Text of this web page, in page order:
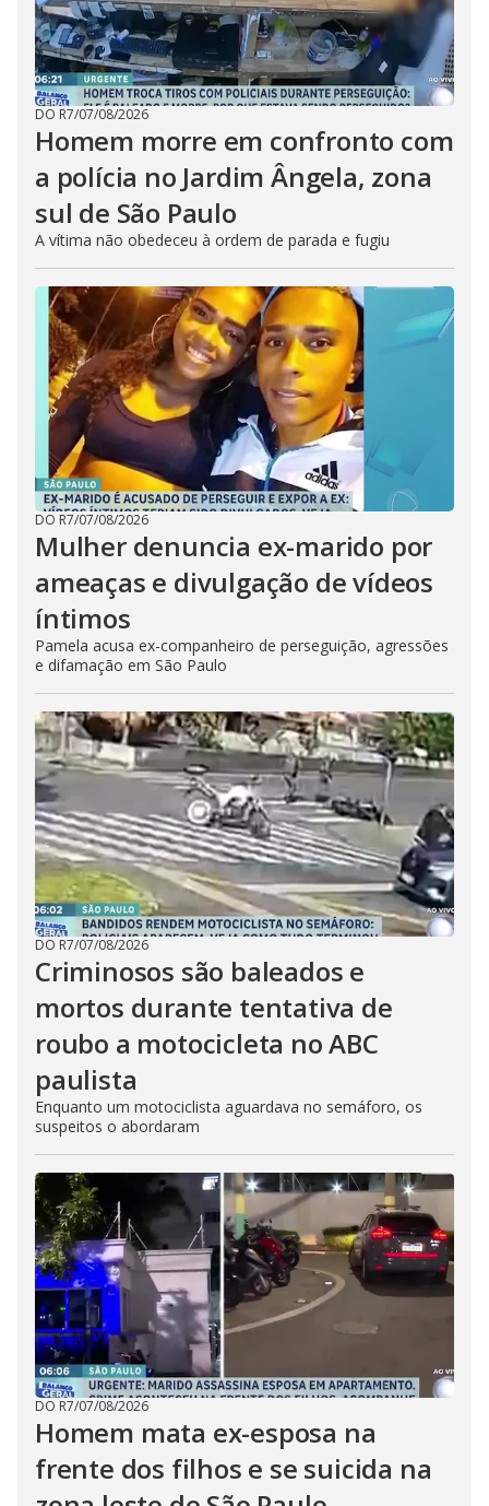
DO R7/07/08/2026
Homem morre em confronto com
a polícia no Jardim Ângela, zona
sul de São Paulo
A vítima não obedeceu à ordem de parada e fugiu
DO R7/07/08/2026
Mulher denuncia ex-marido por
ameaças e divulgação de vídeos
íntimos
Pamela acusa ex-companheiro de perseguição, agressões
e difamação em São Paulo
DO R7/07/08/2026
Criminosos são baleados e
mortos durante tentativa de
roubo a motocicleta no ABC
paulista
Enquanto um motociclista aguardava no semáforo, os
suspeitos o abordaram
DO R7/07/08/2026
Homem mata ex-esposa na
frente dos filhos e se suicida na